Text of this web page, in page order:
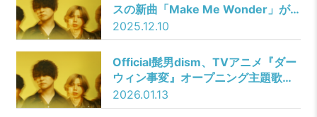
ス決定＆ジャケ写も解禁！
スの新曲「Make Me Wonder」が
TVアニメ『ダーウィン事変』オープ
ニング主題歌に決定！
2025.12.10
Official髭男dism、TVアニメ『ダー
ウィン事変』オープニング主題歌の
新曲「Make Me Wonder」MVを公
開！
2026.01.13